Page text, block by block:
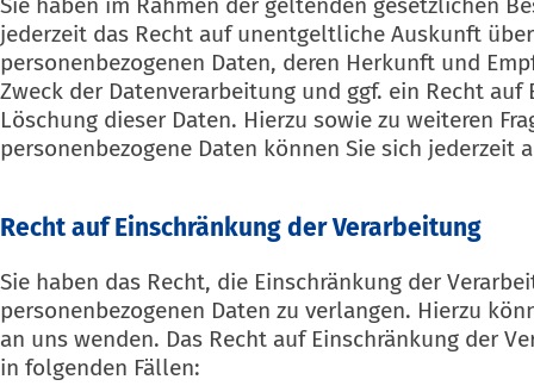
Sie haben im Rahmen der geltenden gesetzlichen
jederzeit das Recht auf unentgeltliche Auskunft
personenbezogenen Daten, deren Herkunft und
Zweck der Datenverarbeitung und ggf. ein Recht
Löschung dieser Daten. Hierzu sowie zu weiteren
personenbezogene Daten können Sie sich jederzeit
Recht auf Einschränkung der Verarbeitung
Sie haben das Recht, die Einschränkung der
personenbezogenen Daten zu verlangen. Hierzu
an uns wenden. Das Recht auf Einschränkung der
in folgenden Fällen: